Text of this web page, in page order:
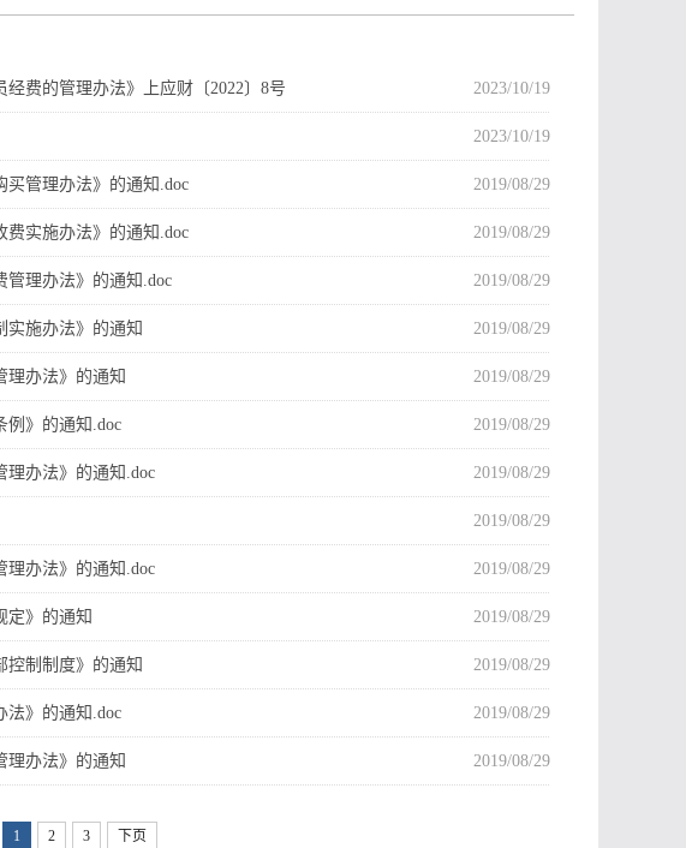
费的管理办法》上应财〔2022〕8号 2023/10/19
2023/10/19
买管理办法》的通知.doc 2019/08/29
费实施办法》的通知.doc 2019/08/29
管理办法》的通知.doc 2019/08/29
实施办法》的通知 2019/08/29
理办法》的通知 2019/08/29
例》的通知.doc 2019/08/29
理办法》的通知.doc 2019/08/29
2019/08/29
理办法》的通知.doc 2019/08/29
定》的通知 2019/08/29
控制制度》的通知 2019/08/29
法》的通知.doc 2019/08/29
理办法》的通知 2019/08/29
1 2 3 下页